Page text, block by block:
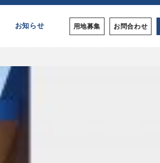
お知らせ 用地募集 お問合わせ